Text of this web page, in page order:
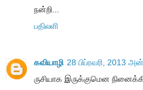
நன்றி...
பதிலளி
கவியாழி 28 பிப்ரவரி, 2013
ருசியாக இருக்குமென